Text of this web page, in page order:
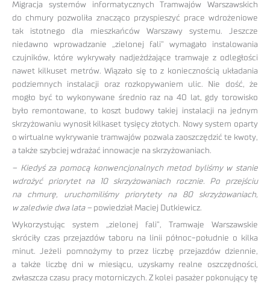
Migracja systemów informatycznych Tramwajów Warszawskich
do chmury pozwoliła znacząco przyspieszyć prace wdrożeniowe
tak istotnego dla mieszkańców Warszawy systemu. Jeszcze
niedawno wprowadzanie „zielonej fali” wymagało instalowania
czujników, które wykrywały nadjeżdżające tramwaje z odległości
nawet kilkuset metrów. Wiązało się to z koniecznością układania
podziemnych instalacji oraz rozkopywaniem ulic. Nie dość, że
mogło być to wykonywane średnio raz na 40 lat, gdy torowisko
było remontowane, to koszt budowy takiej instalacji na jednym
skrzyżowaniu wynosił kilkaset tysięcy złotych. Nowy system oparty
o wirtualne wykrywanie tramwajów pozwala zaoszczędzić te kwoty,
a także szybciej wdrażać innowacje na skrzyżowaniach.
– Kiedyś za pomocą konwencjonalnych metod byliśmy w stanie
wdrożyć priorytet na 10 skrzyżowaniach rocznie. Po przejściu
na chmurę, uruchomiliśmy priorytety na 80 skrzyżowaniach,
w zaledwie dwa lata – powiedział Maciej Dutkiewicz.
Wykorzystując system „zielonej fali”, Tramwaje Warszawskie
skróciły czas przejazdów taboru na linii północ-południe o kilka
minut. Jeżeli pomnożymy to przez liczbę przejazdów dziennie,
a także liczbę dni w miesiącu, uzyskamy realne oszczędności,
zwłaszcza czasu pracy motorniczych. Z kolei pasażer pokonujący tę